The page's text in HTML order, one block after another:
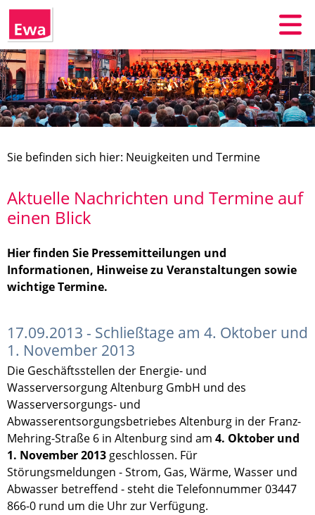
Sie befinden sich hier: Neuigkeiten und Termine
Aktuelle Nachrichten und Termine auf
einen Blick
Hier finden Sie Pressemitteilungen und
Informationen, Hinweise zu Veranstaltungen sowie
wichtige Termine.
17.09.2013 - Schließtage am 4. Oktober und
1. November 2013
Die Geschäftsstellen der Energie- und
Wasserversorgung Altenburg GmbH und des
Wasserversorgungs- und
Abwasserentsorgungsbetriebes Altenburg in der Franz-
Mehring-Straße 6 in Altenburg sind am 4. Oktober und
1. November 2013 geschlossen. Für
Störungsmeldungen - Strom, Gas, Wärme, Wasser und
Abwasser betreffend - steht die Telefonnummer 03447
866-0 rund um die Uhr zur Verfügung.